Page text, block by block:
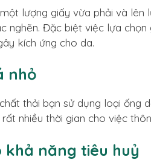
lượng giấy vừa phải và lên
nghẽn. Đặc biệt việc lựa chọn
kích ứng cho da.
nhỏ
thải bạn sử dụng loại ống
nhiều thời gian cho việc
khả năng tiêu huỷ